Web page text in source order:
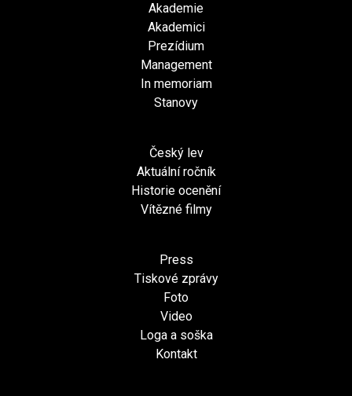
Akademie
Akademici
Prezídium
Management
In memoriam
Stanovy
Český lev
Aktuální ročník
Historie ocenění
Vítězné filmy
Press
Tiskové zprávy
Foto
Video
Loga a soška
Kontakt